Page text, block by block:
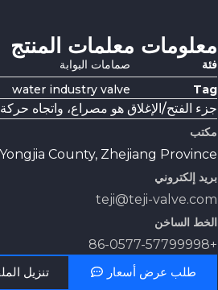
معلومات معلمات المنتج
فئة
صمامات البوابة
Tag
water industry valve
جزء الفتح/الإغلاق هو مصراع، واتجاه
مكتب
County, Zhejiang Province
بريد إلكتروني
teji@teji-valve.com
الخط الساخن
+86-0577-57799998
طلب عرض أسعار
تنزيل